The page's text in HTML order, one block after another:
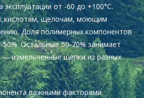
эксплуатации от -60 до +100°C.
кислотам, щелочам, моющим
Доля полимерных компонентов
Остальные 50-70% занимает
— измельченные щепки из разных
важными факторами